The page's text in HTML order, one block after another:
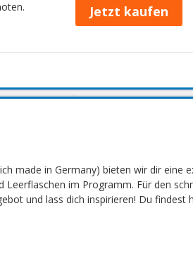
Jetzt kaufen
made in Germany) bieten wir dir eine
im Programm. Für den
und lass dich inspirieren! Du findest